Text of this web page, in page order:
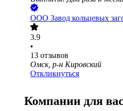
ООО Завод кольцевых
3.9
•
13 отзывов
Омск, р-н Кировский
Откликнуться
Компании для вас